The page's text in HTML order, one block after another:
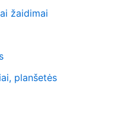
žaidimai
planšetės